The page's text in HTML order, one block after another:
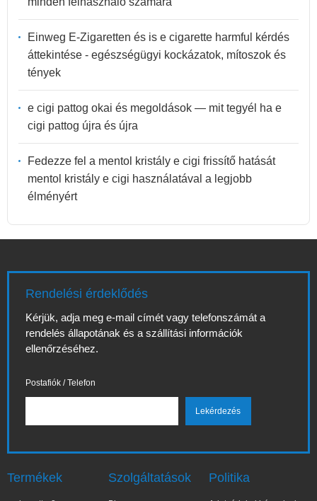
Einweg E-Zigaretten és is e cigarette harmful kérdés
áttekintése - egészségügyi kockázatok, mítoszok és
tények
e cigi pattog okai és megoldások — mit tegyél ha e
cigi pattog újra és újra
Fedezze fel a mentol kristály e cigi frissítő hatását
mentol kristály e cigi használatával a legjobb
élményért
Rendelési érdeklődés
Kérjük, adja meg e-mail címét vagy telefonszámát a
rendelés állapotának és a szállítási információk
ellenőrzéséhez.
Postafiók / Telefon
Termékek Szolgáltatások Politika